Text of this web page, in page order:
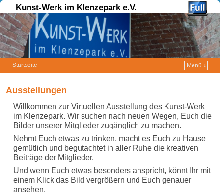
Kunst-Werk im Klenzepark e.V.
Startseite
Menü ↓
Ausstellungen
Willkommen zur Virtuellen Ausstellung des Kunst-Werk
im Klenzepark. Wir suchen nach neuen Wegen, Euch die
Bilder unserer Mitglieder zugänglich zu machen.
Nehmt Euch etwas zu trinken, macht es Euch zu Hause
gemütlich und begutachtet in aller Ruhe die kreativen
Beiträge der Mitglieder.
Und wenn Euch etwas besonders anspricht, könnt Ihr mit
einem Klick das Bild vergrößern und Euch genauer
ansehen.